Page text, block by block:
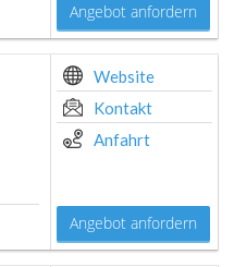
Angebot anfordern
Website
Kontakt
Anfahrt
Angebot anfordern